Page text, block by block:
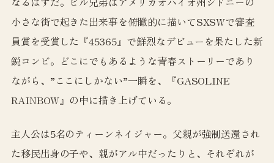
小さな街で起きた出来事を俯瞰的に描いてSXSWで審査
員賞を受賞した『45365』で鮮烈なデビューを果たした新
鋭コンビ。どこにでもあるような青春ストーリーであり
ながら、”ここにしかない”一瞬を、『GASOLINE
RAINBOW』の中に描き上げている。
主人公は5名のティーンネイジャー。父親が強制送還され
た移民出身の子や、親がアル中だったりと、それぞれが